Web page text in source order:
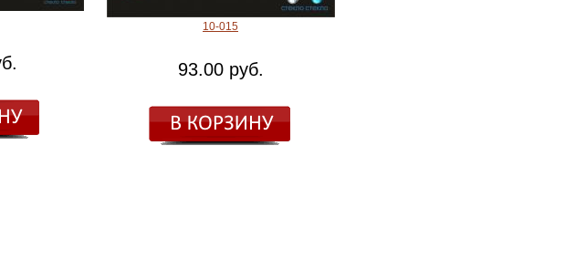
10-015
93.00 руб.